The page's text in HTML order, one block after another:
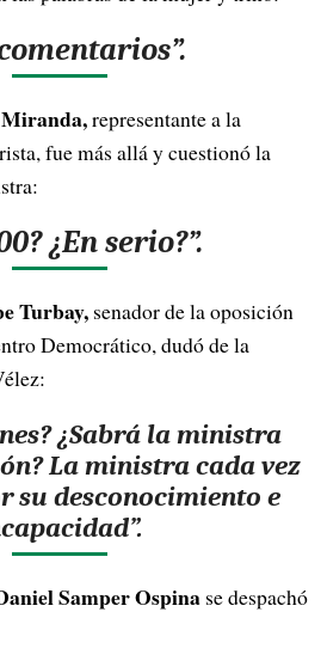
representante a la
fue más allá y cuestionó la
¿En serio?”.
Turbay, senador de la oposición
Democrático, dudó de la
¿Sabrá la ministra
La ministra cada vez
su desconocimiento e
Samper Ospina se despachó